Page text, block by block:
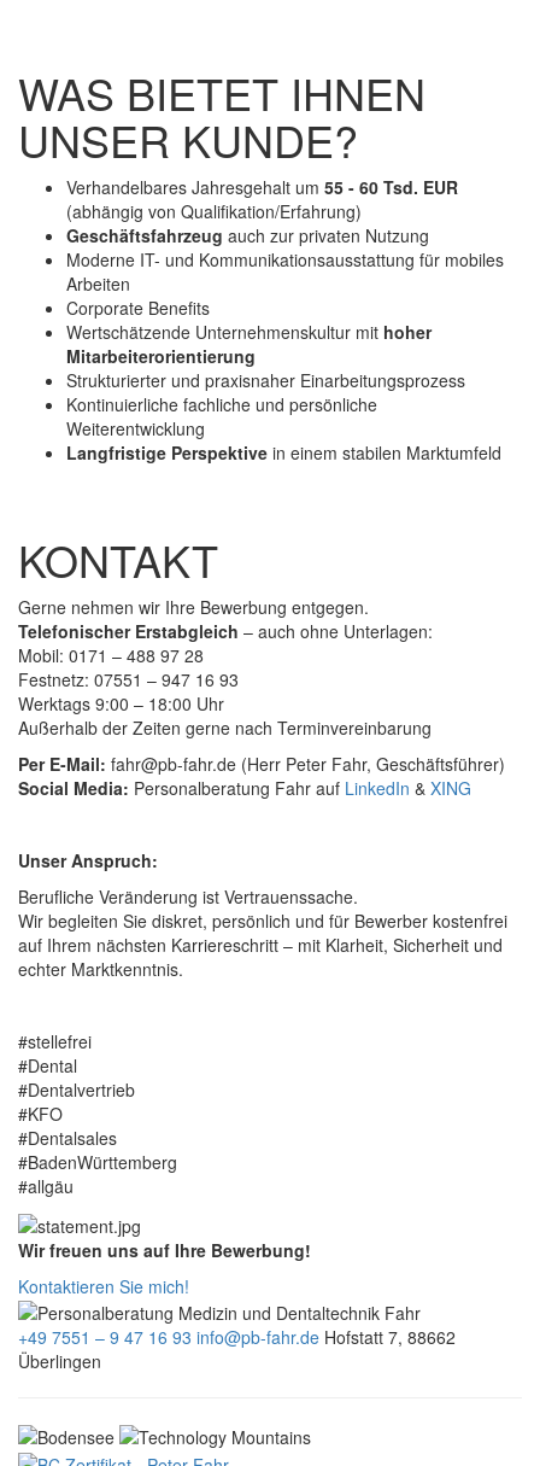
WAS BIETET IHNEN
UNSER KUNDE?
Verhandelbares Jahresgehalt um 55 - 60 Tsd. EUR
(abhängig von Qualifikation/Erfahrung)
Geschäftsfahrzeug auch zur privaten Nutzung
Moderne IT- und Kommunikationsausstattung für mobiles
Arbeiten
Corporate Benefits
Wertschätzende Unternehmenskultur mit hoher
Mitarbeiterorientierung
Strukturierter und praxisnaher Einarbeitungsprozess
Kontinuierliche fachliche und persönliche
Weiterentwicklung
Langfristige Perspektive in einem stabilen Marktumfeld
KONTAKT
Gerne nehmen wir Ihre Bewerbung entgegen.
Telefonischer Erstabgleich – auch ohne Unterlagen:
Mobil: 0171 – 488 97 28
Festnetz: 07551 – 947 16 93
Werktags 9:00 – 18:00 Uhr
Außerhalb der Zeiten gerne nach Terminvereinbarung
Per E-Mail: fahr@pb-fahr.de (Herr Peter Fahr, Geschäftsführer)
Social Media: Personalberatung Fahr auf LinkedIn & XING
Unser Anspruch:
Berufliche Veränderung ist Vertrauenssache.
Wir begleiten Sie diskret, persönlich und für Bewerber kostenfrei
auf Ihrem nächsten Karriereschritt – mit Klarheit, Sicherheit und
echter Marktkenntnis.
#stellefrei
#Dental
#Dentalvertrieb
#KFO
#Dentalsales
#BadenWürttemberg
#allgäu
Wir freuen uns auf Ihre Bewerbung!
Kontaktieren Sie mich!
+49 7551 – 9 47 16 93 info@pb-fahr.de Hofstatt 7, 88662
Überlingen